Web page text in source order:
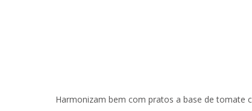
Harmonizam bem com pratos a base de tomate